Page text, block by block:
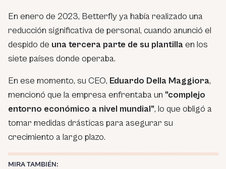
En enero de 2023, Betterfly ya había realizado una
reducción significativa de personal, cuando anunció el
despido de una tercera parte de su plantilla en los
siete países donde operaba.
En ese momento, su CEO, Eduardo Della Maggiora,
mencionó que la empresa enfrentaba un “complejo
entorno económico a nivel mundial”, lo que obligó a
tomar medidas drásticas para asegurar su
crecimiento a largo plazo.
MIRA TAMBIÉN: